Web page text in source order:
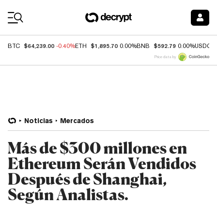
BTC $64,239.00 -0.40%ETH $1,895.70 0.00%BNB $592.79 0.00%USDC
Price data by
Noticias Mercados
Más de $300 millones en
Ethereum Serán Vendidos
Después de Shanghai,
Según Analistas.